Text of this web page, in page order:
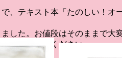
、テキスト本「たのしい！オ
した。お値段はそのままで大
界で遊んでください。